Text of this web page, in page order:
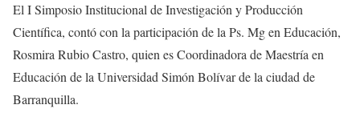
El I Simposio Institucional de Investigación y Producción
Científica, contó con la participación de la Ps. Mg en Educación,
Rosmira Rubio Castro, quien es Coordinadora de Maestría en
Educación de la Universidad Simón Bolívar de la ciudad de
Barranquilla.